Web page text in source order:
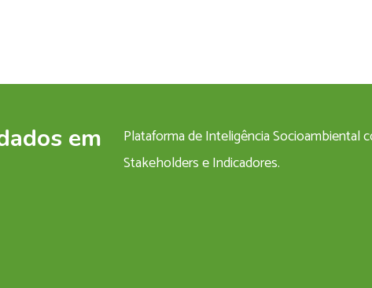
em
Plataforma de Inteligência Socioambiental
Stakeholders e Indicadores.